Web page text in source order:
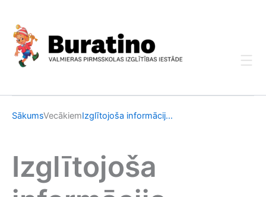
content
SākumsVecākiemIzglītojoša informācij...
Izglītojoša